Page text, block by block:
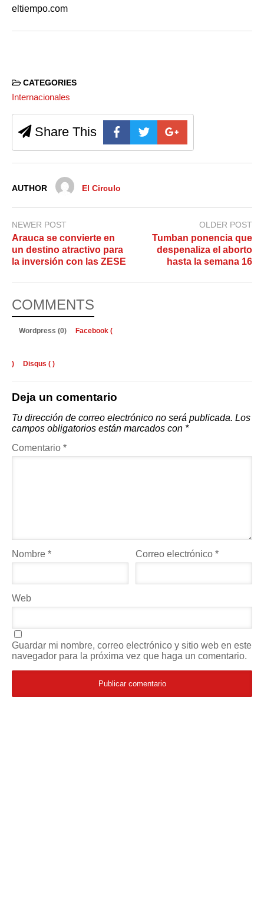
eltiempo.com
CATEGORIES
Internacionales
Share This
AUTHOR El Circulo
NEWER POST
Arauca se convierte en
un destino atractivo para
la inversión con las ZESE
OLDER POST
Tumban ponencia que
despenaliza el aborto
hasta la semana 16
COMMENTS
Wordpress (0) Facebook (
) Disqus ( )
Deja un comentario
Tu dirección de correo electrónico no será publicada. Los
campos obligatorios están marcados con *
Comentario *
Nombre * Correo electrónico*
Web
Guardar mi nombre, correo electrónico y sitio web en este
navegador para la próxima vez que haga un comentario.